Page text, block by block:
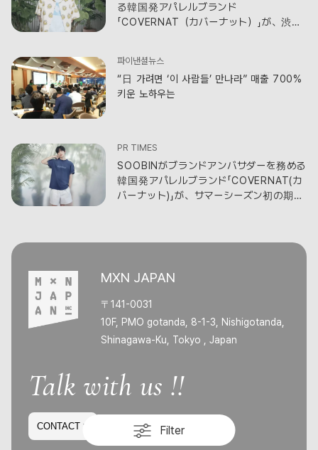
Filter
る韓国発アパレルブランド
「COVERNAT（カバーナット）」が、渋谷
파이낸셜뉴스
“日 가려면 ‘이 사람들’ 만나라” 매출 700%
키운 노하우는
PR TIMES
SOOBINがブランドアンバサダーを務める
韓国発アパレルブランド「COVERNAT(カ
バーナット)」が、サマーシーズン初の期間
MXN JAPAN
〒141-0031
10F, PMO gotanda, 8-1-3, Nishigotanda,
Shinagawa-Ku, Tokyo , Japan
Talk with us !!
CONTACT >